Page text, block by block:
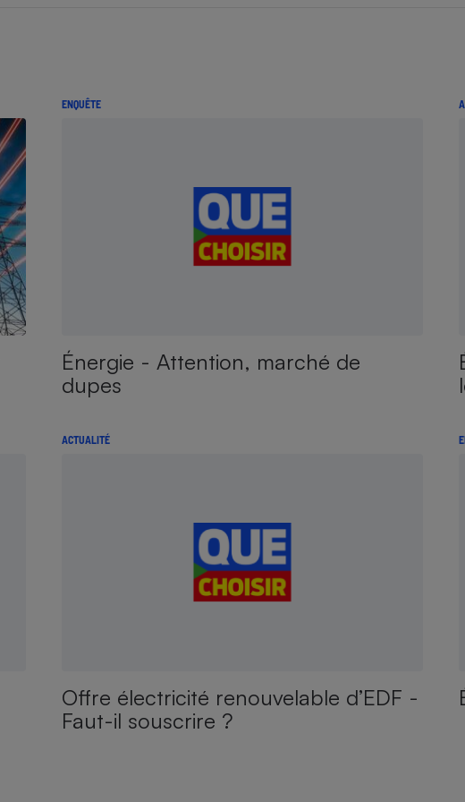
ENQUÊTE
Énergie - Attention, marché de
dupes
ACTUALITÉ
Offre électricité renouvelable d’EDF -
Faut-il souscrire ?